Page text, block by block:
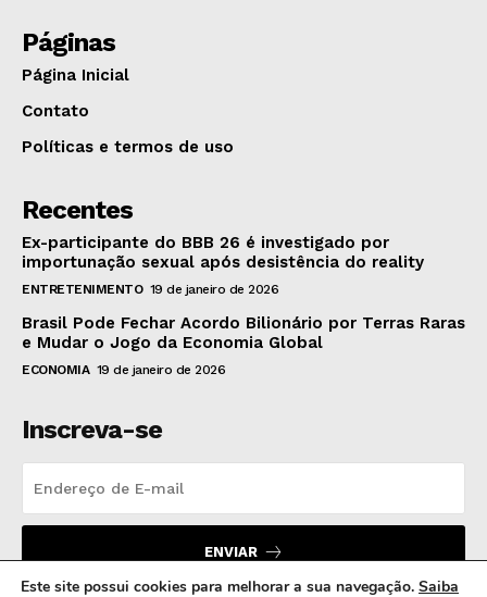
Páginas
Página Inicial
Contato
Políticas e termos de uso
Recentes
Ex-participante do BBB 26 é investigado por
importunação sexual após desistência do reality
ENTRETENIMENTO 19 de janeiro de 2026
Brasil Pode Fechar Acordo Bilionário por Terras Raras
e Mudar o Jogo da Economia Global
ECONOMIA 19 de janeiro de 2026
Inscreva-se
ENVIAR
Este site possui cookies para melhorar a sua navegação. Saiba